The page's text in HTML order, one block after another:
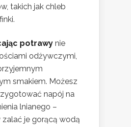
takich jak chleb
potrawy nie
odżywczymi,
smakiem. Możesz
napój na
lnianego –
je gorącą wodą